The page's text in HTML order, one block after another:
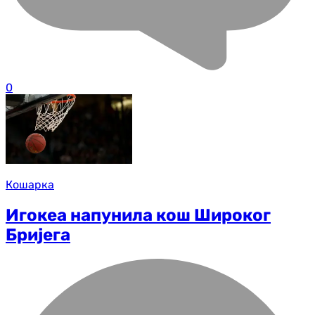
0
Кошарка
Игокеа напунила кош Широког
Бријега